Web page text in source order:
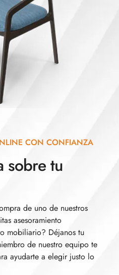
CON CONFIANZA
sobre tu
de uno de nuestros
asesoramiento
mobiliario? Déjanos tu
de nuestro equipo te
ayudarte a elegir justo lo